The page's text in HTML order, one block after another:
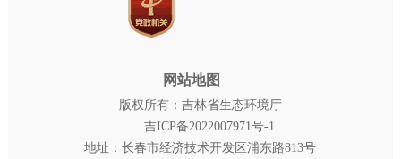
网站地图
版权所有：吉林省生态环境厅
吉ICP备2022007971号-1
地址：长春市经济技术开发区浦东路813号